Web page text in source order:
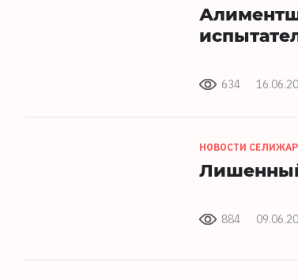
634
НОВОСТИ
Лишенный
884